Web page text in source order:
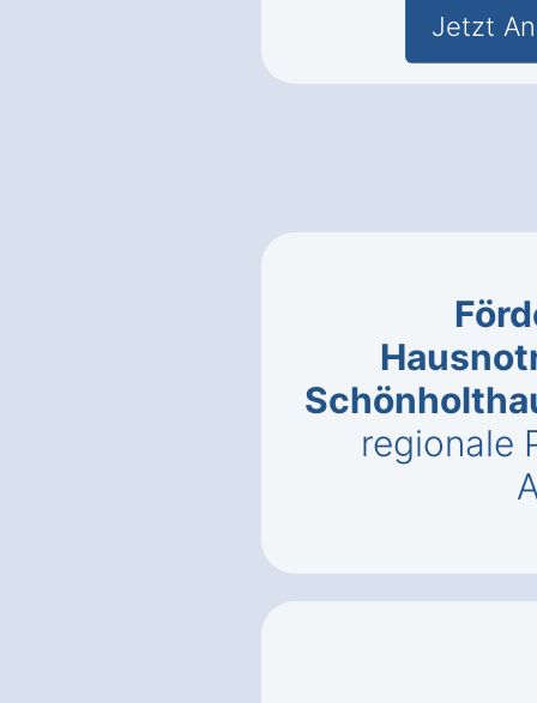
Jetzt
regionale